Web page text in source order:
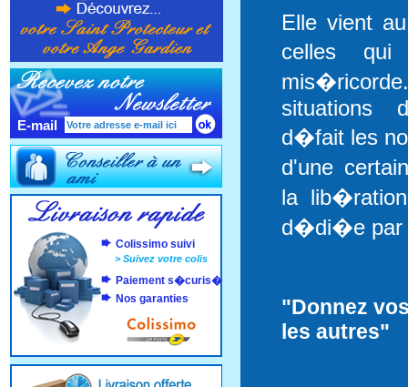
E-mail
Colissimo suivi
>Suivez votre colis
Paiement s�curis�
Nos garanties
Elle vient
celles
situations
d�fait les
d'une
la
d�di�e par
"Donnez
les autres"